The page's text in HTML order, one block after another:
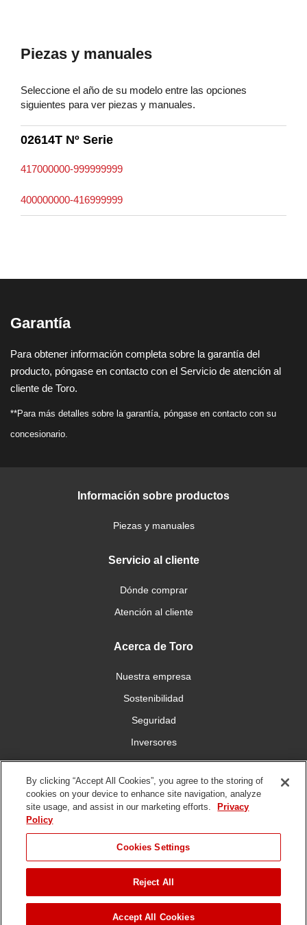
SALTAR HASTA
Piezas y manuales
Seleccione el año de su modelo entre las opciones
siguientes para ver piezas y manuales.
02614T Nº Serie
417000000-999999999
400000000-416999999
Garantía
Para obtener información completa sobre la garantía del
producto, póngase en contacto con el Servicio de atención al
cliente de Toro.
**Para más detalles sobre la garantía, póngase en contacto con su
concesionario.
Información sobre productos
Piezas y manuales
Servicio al cliente
Dónde comprar
Atención al cliente
Acerca de Toro
Nuestra empresa
Sostenibilidad
Seguridad
Inversores
Trabajo
Conéctese con nosotros
uso
Política de
privacidad
Intelectual
2026 The Toro Company. Todos los derechos reservados.
By clicking “Accept All Cookies”, you agree to the storing of
cookies on your device to enhance site navigation, analyze
site usage, and assist in our marketing efforts.
Privacy
Policy
Cookies Settings
Reject All
Accept All Cookies